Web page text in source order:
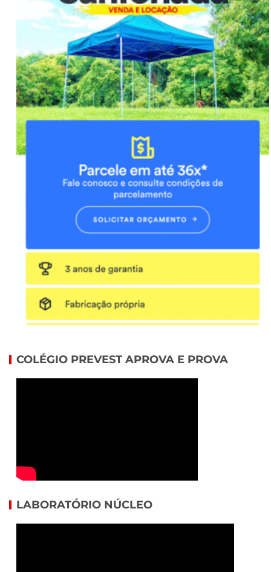
COLÉGIO PREVEST APROVA E PROVA
LABORATÓRIO NÚCLEO